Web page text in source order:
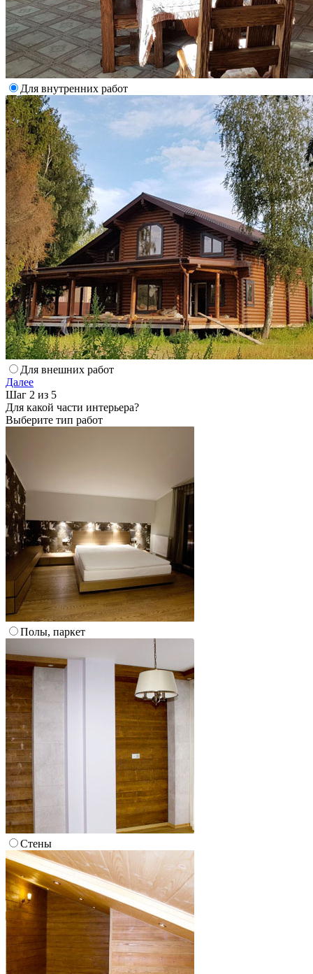
Для внутренних работ
Для внешних работ
Далее
Шаг 2 из 5
Для какой части интерьера?
Выберите тип работ
Полы, паркет
Стены